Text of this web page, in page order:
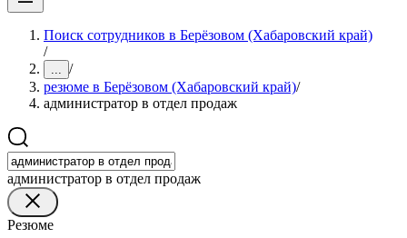
Поиск сотрудников в Берёзовом (Хабаровский край)
/
... /
резюме в Берёзовом (Хабаровский край)/
администратор в отдел продаж
администратор в отдел продаж
Резюме